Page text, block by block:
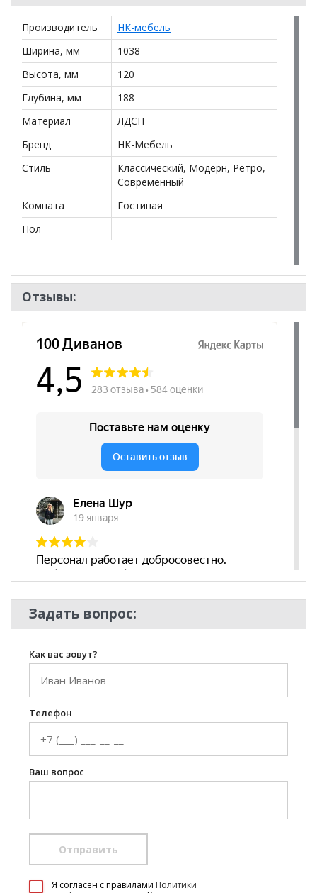
Производитель
НК-мебель
Ширина, мм
1038
Высота, мм
120
Глубина, мм
188
Материал
ЛДСП
Бренд
НК-Мебель
Стиль
Классический, Модерн, Ретро,
Современный
Комната
Гостиная
Пол
Отзывы:
Задать вопрос:
Как вас зовут?
Телефон
Ваш вопрос
Отправить
Я согласен c правилами Политики